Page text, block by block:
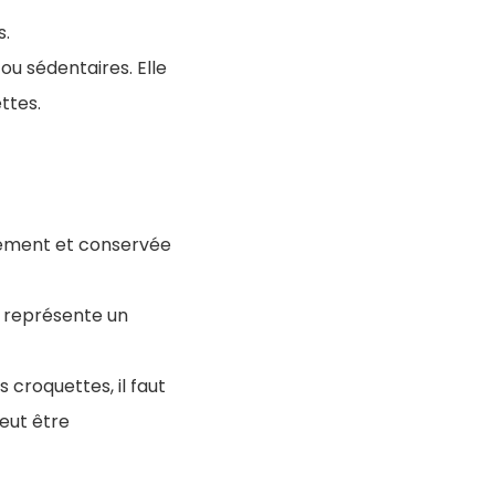
sédentaires. Elle
et conservée
représente un
croquettes, il faut
être